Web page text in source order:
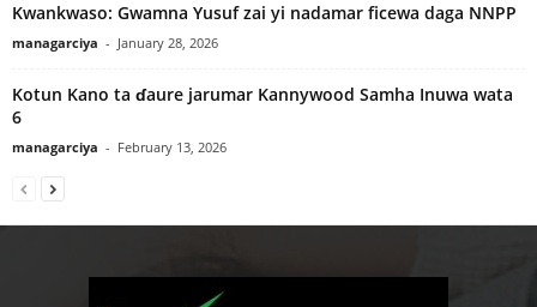
Kwankwaso: Gwamna Yusuf zai yi nadamar ficewa daga NNPP
managarciya - January 28, 2026
Kotun Kano ta ɗaure jarumar Kannywood Samha Inuwa wata
6
managarciya - February 13, 2026